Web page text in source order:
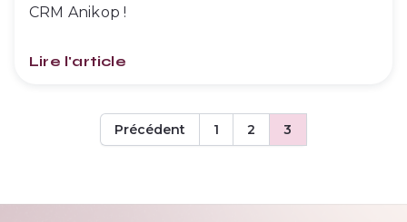
CRM Anikop !
Lire l'article
Précédent 1 2 3